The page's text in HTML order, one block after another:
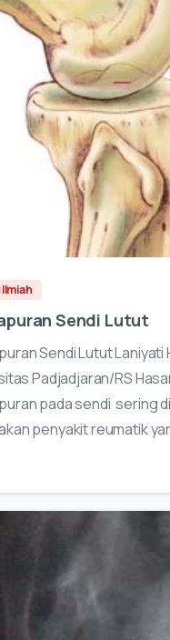
Sendi Lutut
Sendi Lutut Laniyati
Padjadjaran/RS
pada sendi sering
penyakit reumatik